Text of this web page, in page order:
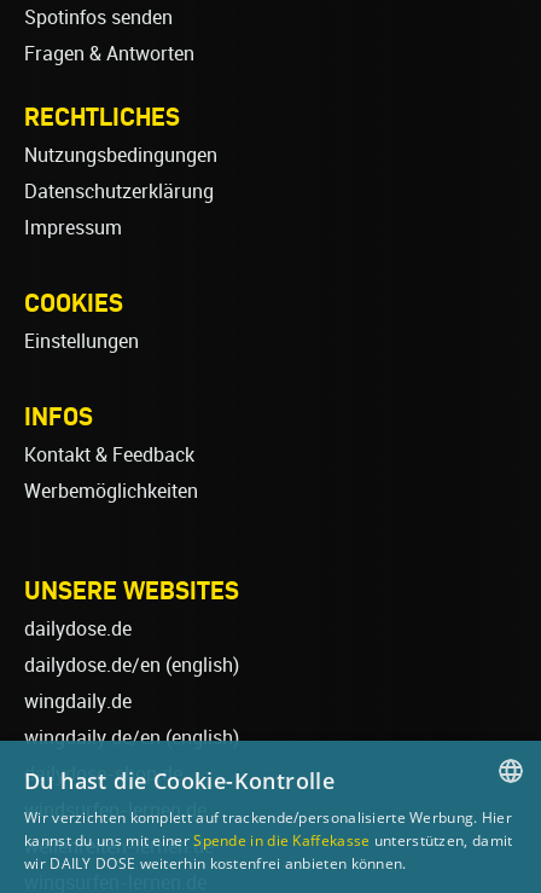
Spotinfos senden
Fragen & Antworten
RECHTLICHES
Nutzungsbedingungen
Datenschutzerklärung
Impressum
COOKIES
Einstellungen
INFOS
Kontakt & Feedback
Werbemöglichkeiten
UNSERE WEBSITES
dailydose.de
dailydose.de/en (english)
wingdaily.de
wingdaily.de/en(english)
dailydose-shop.de
windsurfen-lernen.de
wellenreiten-lernen.de
GERMAN
Du hast die Cookie-Kontrolle
Wir verzichten komplett auf trackende/personalisierte Werbung. Hier
kannst du uns mit einerSpende in die Kaffekasse unterstützen, damit
wir DAILY DOSE weiterhin kostenfrei anbieten können.